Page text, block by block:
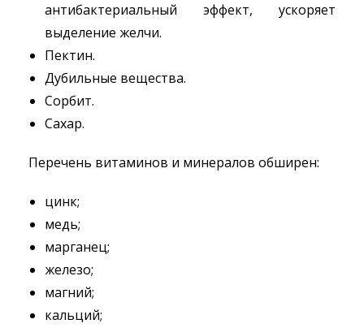
антибактериальный эффект, ускоряет
выделение желчи.
Пектин.
Дубильные вещества.
Сорбит.
Сахар.
Перечень витаминов и минералов обширен:
цинк;
медь;
марганец;
железо;
магний;
кальций;